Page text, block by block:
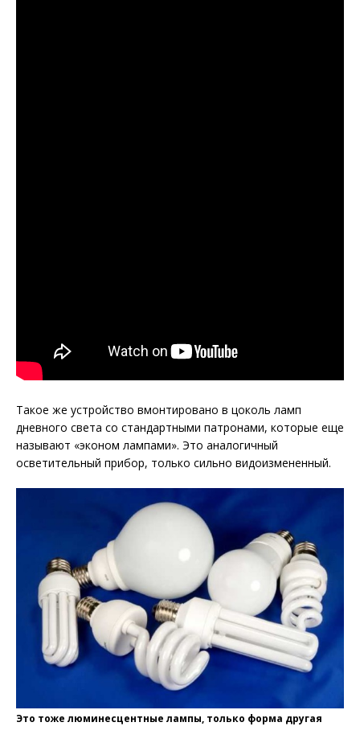
Такое же устройство вмонтировано в цоколь ламп
дневного света со стандартными патронами, которые еще
называют «эконом лампами». Это аналогичный
осветительный прибор, только сильно видоизмененный.
Это тоже люминесцентные лампы, только форма другая